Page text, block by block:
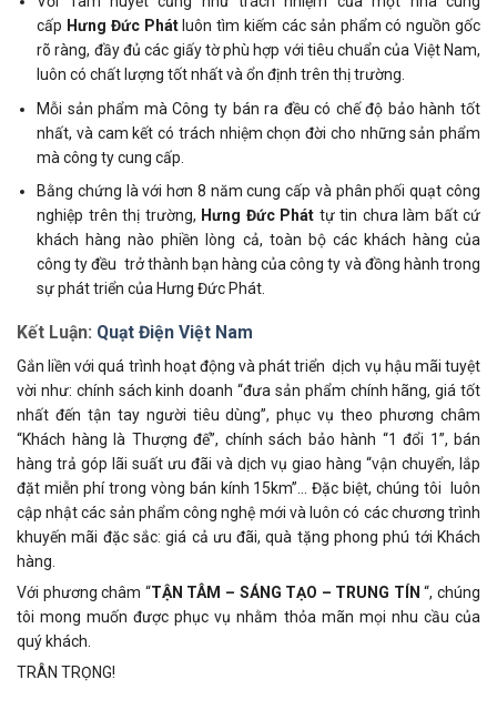
cấp Hưng Đức Phátluôn tìm kiếm các sản phẩm có nguồn gốc
rõ ràng, đầy đủ các giấy tờ phù hợp với tiêu chuẩn của Việt Nam,
luôn có chất lượng tốt nhất và ổn định trên thị trường.
Mỗi sản phẩm mà Công ty bán ra đều có chế độ bảo hành tốt
nhất, và cam kết có trách nhiệm chọn đời cho những sản phẩm
mà công ty cung cấp.
Bằng chứng là với hơn 8 năm cung cấp và phân phối quạt công
nghiệp trên thị trường, Hưng Đức Phát tự tin chưa làm bất cứ
khách hàng nào phiền lòng cả, toàn bộ các khách hàng của
công ty đều trở thành bạn hàng của công ty và đồng hành trong
sự phát triển của Hưng Đức Phát.
Kết Luận: Quạt Điện Việt Nam
Gắn liền với quá trình hoạt động và phát triển dịch vụ hậu mãi tuyệt
vời như: chính sách kinh doanh “đưa sản phẩm chính hãng, giá tốt
nhất đến tận tay người tiêu dùng”, phục vụ theo phương châm
“Khách hàng là Thượng đế”, chính sách bảo hành “1 đổi 1”, bán
hàng trả góp lãi suất ưu đãi và dịch vụ giao hàng “vận chuyển, lắp
đặt miễn phí trong vòng bán kính 15km”… Đặc biệt, chúng tôi luôn
cập nhật các sản phẩm công nghệ mới và luôn có các chương trình
khuyến mãi đặc sắc: giá cả ưu đãi, quà tặng phong phú tới Khách
hàng.
Với phương châm “TẬN TÂM – SÁNG TẠO – TRUNG TÍN “, chúng
tôi mong muốn được phục vụ nhằm thỏa mãn mọi nhu cầu của
quý khách.
TRÂN TRỌNG!